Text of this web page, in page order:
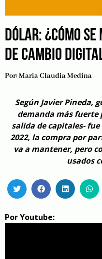
DÓLAR: ¿CÓMO
DE CAMBIO
Por:Maria Claudia Medina
Según Javier Pineda,
demanda más fuerte
salida de capitales-
2022, la compra por
va a mantener, pero
usados
Por Youtube: